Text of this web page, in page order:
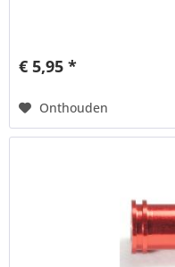
€ 5,95 *
Onthouden